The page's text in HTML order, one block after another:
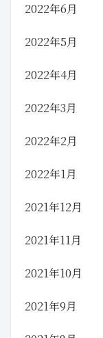
2022年6月
2022年5月
2022年4月
2022年3月
2022年2月
2022年1月
2021年12月
2021年11月
2021年10月
2021年9月